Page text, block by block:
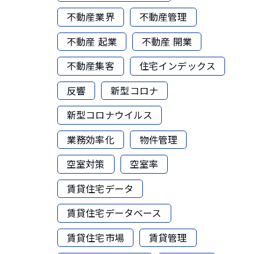
不動産業界
不動産管理
不動産 起業
不動産 開業
不動産集客
住宅インデックス
反響
新型コロナ
新型コロナウイルス
業務効率化
物件管理
空室対策
空室率
賃貸住宅データ
賃貸住宅データベース
賃貸住宅市場
賃貸管理